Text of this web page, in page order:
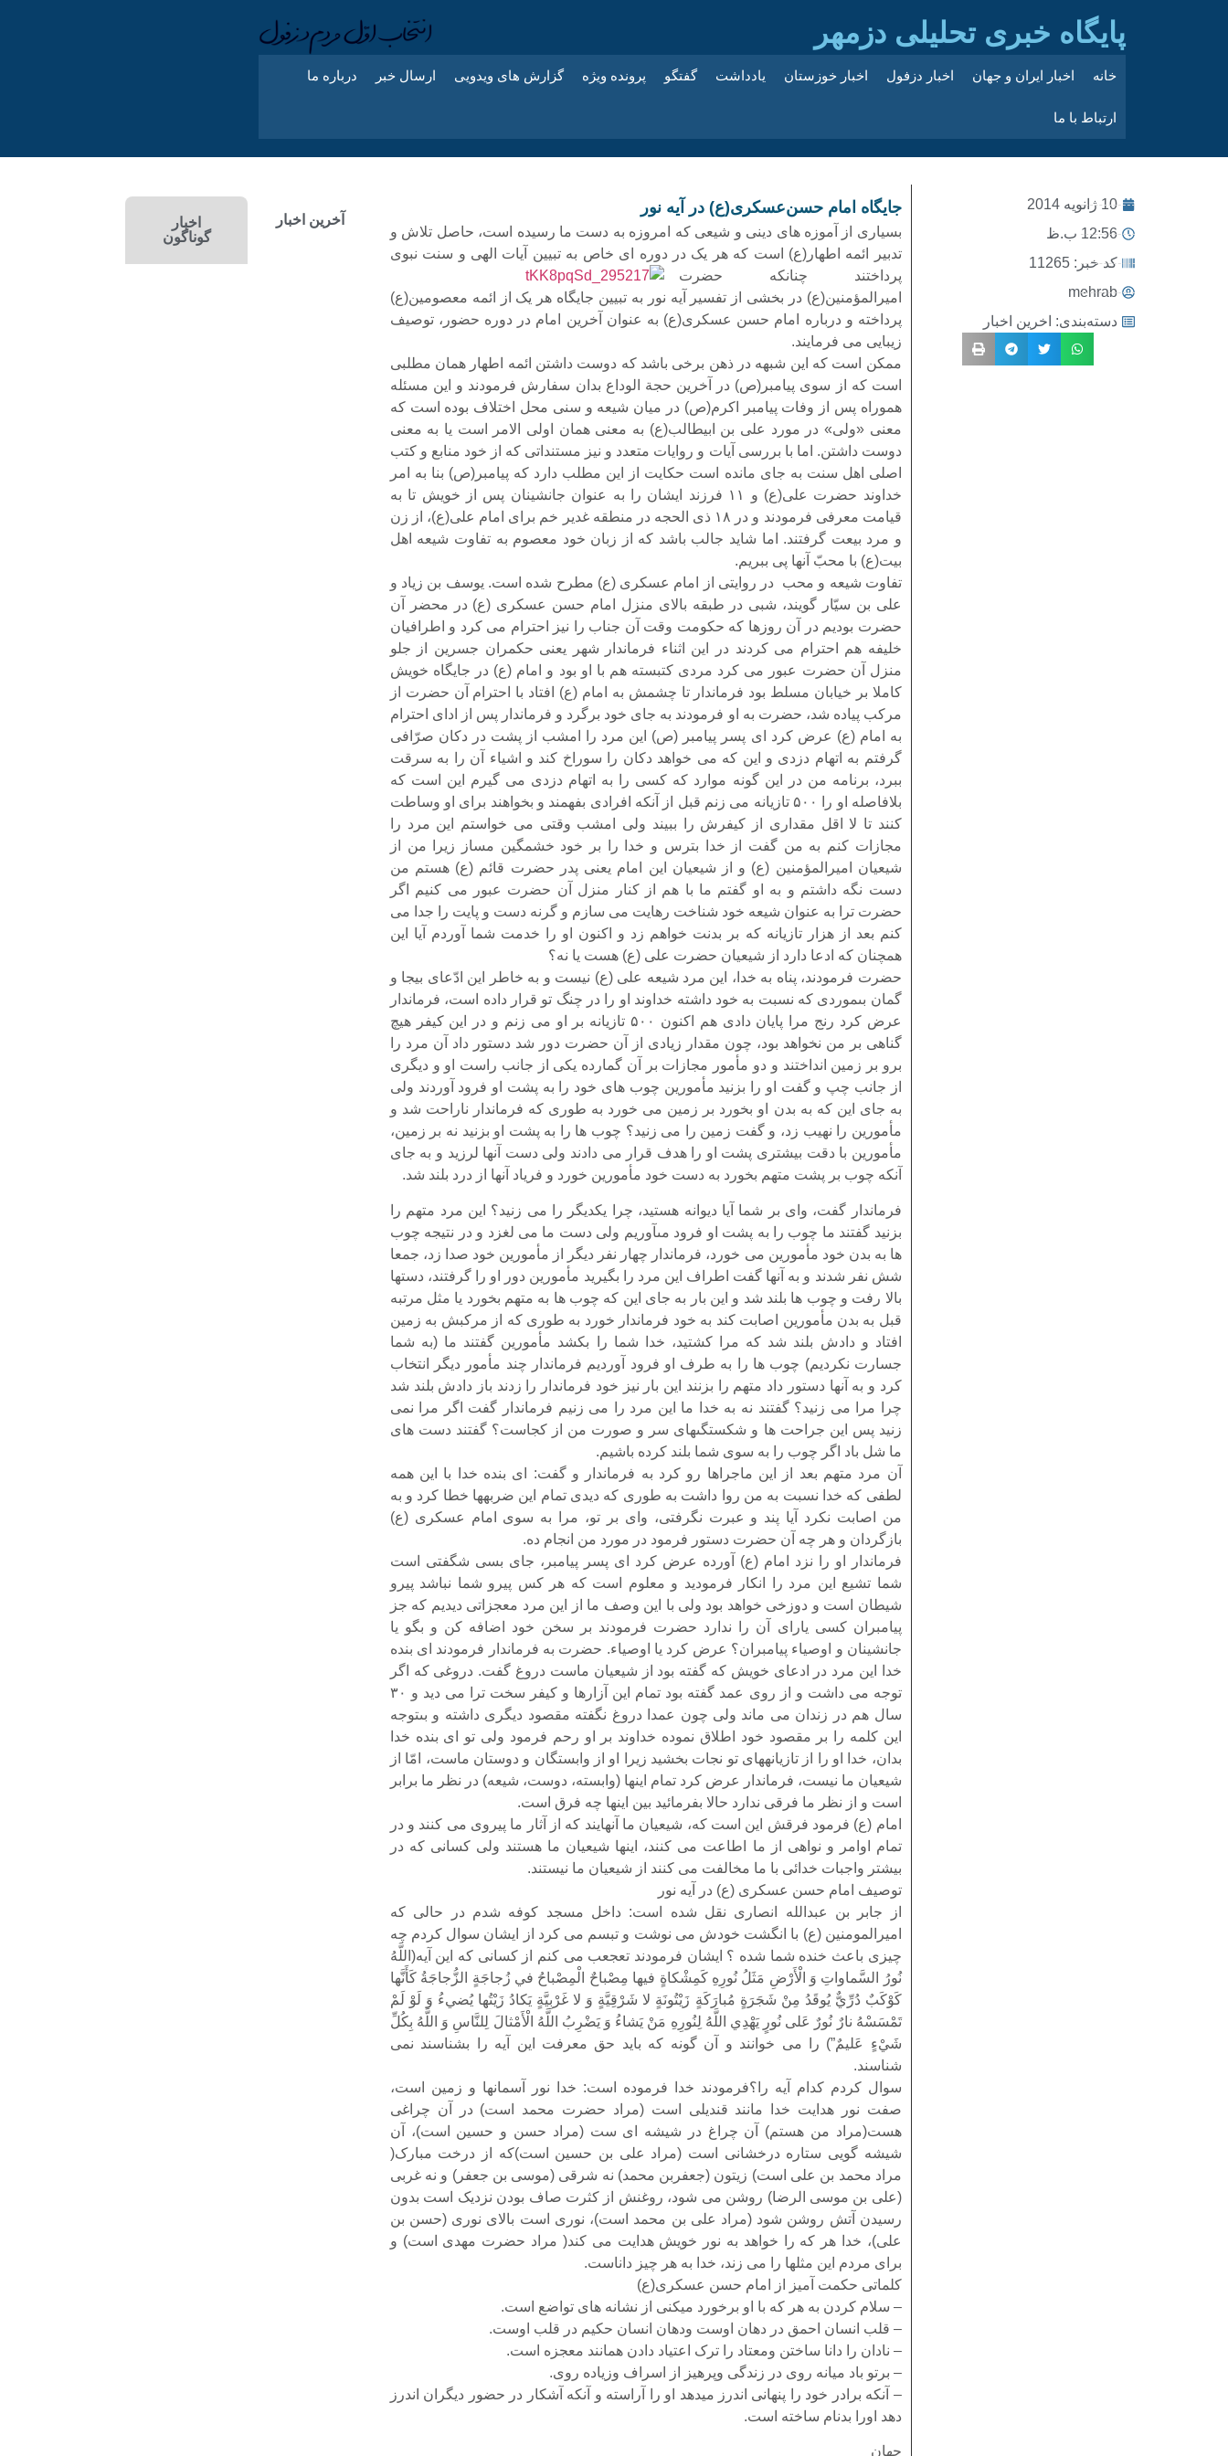
پایگاه خبری تحلیلی دزمهر
خانه اخبار ایران و جهان اخبار دزفول اخبار خوزستان یادداشت گفتگو پرونده ویژه گزارش های ویدویی ارسال خبر درباره ما
ارتباط با ما
10 ژانویه 2014
12:56 ب.ظ
کد خبر: 11265
mehrab
دسته‌بندی: اخرین اخبار
جایگاه امام حسن‌عسکری(ع) در آیه نور
بسیاری از آموزه های دینی و شیعی که امروزه به دست ما رسیده است، حاصل تلاش و
تدبیر ائمه اطهار(ع) است که هر یک در دوره ای خاص به تبیین آیات الهی و سنت نبوی
پرداختند چنانکه حضرت
امیرالمؤمنین(ع) در بخشی از تفسیر آیه نور به تبیین جایگاه هر یک از ائمه معصومین(ع)
پرداخته و درباره امام حسن عسکری(ع) به عنوان آخرین امام در دوره حضور، توصیف
زیبایی می فرمایند.
ممکن است که این شبهه در ذهن برخی باشد که دوست داشتن ائمه اطهار همان مطلبی
است که از سوی پیامبر(ص) در آخرین حجة الوداع بدان سفارش فرمودند و این مسئله
هموراه پس از وفات پیامبر اکرم(ص) در میان شیعه و سنی محل اختلاف بوده است که
معنی «ولی» در مورد علی بن ابیطالب(ع) به معنی همان اولی الامر است یا به معنی
دوست داشتن. اما با بررسی آیات و روایات متعدد و نیز مستنداتی که از خود منابع و کتب
اصلی اهل سنت به جای مانده است حکایت از این مطلب دارد که پیامبر(ص) بنا به امر
خداوند حضرت علی(ع) و ۱۱ فرزند ایشان را به عنوان جانشینان پس از خویش تا به
قیامت معرفی فرمودند و در ۱۸ ذی الحجه در منطقه غدیر خم برای امام علی(ع)، از زن
و مرد بیعت گرفتند. اما شاید جالب باشد که از زبان خود معصوم به تفاوت شیعه اهل
بیت(ع) با محبّ آنها پی ببریم.
تفاوت‏ شیعه و محب ‏ در روایتى‏ از امام‏ عسکرى‏ (ع) مطرح‏ شده‏ است‏. یوسف بن زیاد و
على بن سیّار گویند، شبى در طبقه بالاى منزل امام حسن عسکرى (ع) در محضر آن
حضرت بودیم در آن روزها که حکومت وقت آن جناب را نیز احترام می کرد و اطرافیان
خلیفه هم احترام می کردند در این اثناء فرماندار شهر یعنى حکمران جسرین از جلو
منزل آن حضرت عبور می کرد مردى کت‏بسته هم با او بود و امام (ع) در جایگاه خویش
کاملا بر خیابان مسلط بود فرماندار تا چشمش به امام (ع) افتاد با احترام آن حضرت از
مرکب پیاده شد، حضرت به او فرمودند به جاى خود برگرد و فرماندار پس از اداى احترام
به امام (ع) عرض کرد اى پسر پیامبر (ص) این مرد را امشب از پشت در دکان صرّافى
گرفتم به اتهام دزدى و این که‏ می خواهد دکان را سوراخ کند و اشیاء آن را به سرقت
ببرد، برنامه من در این گونه موارد که کسى را به اتهام دزدى می گیرم این است که
بلافاصله او را ۵۰۰ تازیانه می زنم قبل از آنکه افرادى بفهمند و بخواهند براى او وساطت
کنند تا لا اقل مقدارى از کیفرش را ببیند ولى امشب وقتى می خواستم این مرد را
مجازات کنم به من گفت از خدا بترس و خدا را بر خود خشمگین مساز زیرا من از
شیعیان امیرالمؤمنین (ع) و از شیعیان این امام یعنى پدر حضرت قائم (ع) هستم من
دست نگه داشتم و به او گفتم ما با هم از کنار منزل آن حضرت عبور می کنیم اگر
حضرت ترا به عنوان شیعه خود شناخت رهایت می سازم و گرنه دست و پایت را جدا می
کنم بعد از هزار تازیانه که بر بدنت خواهم زد و اکنون او را خدمت شما آوردم آیا این
همچنان که ادعا دارد از شیعیان حضرت على (ع) هست یا نه؟
حضرت فرمودند، پناه به خدا، این مرد شیعه على (ع) نیست و به خاطر این ادّعاى بیجا و
گمان بى‏موردى که نسبت به خود داشته خداوند او را در چنگ تو قرار داده است، فرماندار
عرض کرد رنج مرا پایان دادى هم اکنون ۵۰۰ تازیانه بر او می زنم و در این کیفر هیچ
گناهى بر من نخواهد بود، چون مقدار زیادى از آن حضرت دور شد دستور داد آن مرد را
برو بر زمین انداختند و دو مأمور مجازات بر آن گمارده یکى از جانب راست او و دیگرى
از جانب چپ و گفت او را بزنید مأمورین چوب هاى خود را به پشت او فرود آوردند ولى
به جاى این که به بدن او بخورد بر زمین می خورد به طورى که فرماندار ناراحت شد و
مأمورین را نهیب زد، و گفت زمین را می زنید؟ چوب ها را به پشت او بزنید نه بر زمین،
مأمورین با دقت بیشترى پشت او را هدف قرار می دادند ولى دست آنها لرزید و به جاى
آنکه چوب بر پشت متهم بخورد به دست خود مأمورین خورد و فریاد آنها از درد بلند شد.
فرماندار گفت، واى بر شما آیا دیوانه هستید، چرا یکدیگر را می زنید؟ این مرد متهم را
بزنید گفتند ما چوب را به پشت او فرود مى‏آوریم ولى دست ما مى لغزد و در نتیجه چوب
ها به بدن خود مأمورین می خورد، فرماندار چهار نفر دیگر از مأمورین خود صدا زد، جمعا
شش نفر شدند و به آنها گفت اطراف این مرد را بگیرید مأمورین دور او را گرفتند، دستها
بالا رفت و چوب ها بلند شد و این بار به جاى این که چوب ها به متهم بخورد یا مثل مرتبه
قبل به بدن مأمورین اصابت کند به خود فرماندار خورد به طورى که از مرکبش به زمین
افتاد و دادش بلند شد که مرا کشتید، خدا شما را بکشد مأمورین گفتند ما (به شما
جسارت نکردیم) چوب ها را به طرف او فرود آوردیم فرماندار چند مأمور دیگر انتخاب
کرد و به آنها دستور داد متهم را بزنند این بار نیز خود فرماندار را زدند باز دادش بلند شد
چرا مرا می زنید؟ گفتند نه به خدا ما این مرد را می زنیم فرماندار گفت اگر مرا نمی
زنید پس این جراحت ها و شکستگى‏هاى سر و صورت من از کجاست؟ گفتند دست هاى
ما شل باد اگر چوب را به سوى شما بلند کرده باشیم.
آن مرد متهم بعد از این ماجراها رو کرد به فرماندار و گفت: اى بنده خدا با این همه
لطفى که خدا نسبت به من روا داشت به طورى که دیدى تمام این ضربه‏ها خطا کرد و به
من اصابت نکرد آیا پند و عبرت نگرفتى، واى بر تو، مرا به سوى امام عسکرى (ع)
بازگردان و هر چه آن حضرت دستور فرمود در مورد من انجام ده.
فرماندار او را نزد امام (ع) آورده عرض کرد اى پسر پیامبر، جاى بسى شگفتى است
شما تشیع این مرد را انکار فرمودید و معلوم است که هر کس پیرو شما نباشد پیرو
شیطان است و دوزخى خواهد بود ولى با این وصف ما از این مرد معجزاتى دیدیم که جز
پیامبران کسى یاراى آن را ندارد حضرت فرمودند بر سخن خود اضافه کن و بگو یا
جانشینان و اوصیاء پیامبران؟ عرض کرد یا اوصیاء. حضرت به فرماندار فرمودند اى بنده
خدا این مرد در ادعاى خویش که گفته بود از شیعیان ماست دروغ گفت. دروغى که اگر
توجه می داشت و از روى عمد گفته بود تمام این آزارها و کیفر سخت ترا می دید و ۳۰
سال هم در زندان می ماند ولى چون عمدا دروغ نگفته مقصود دیگرى داشته و بى‏توجه
این کلمه را بر مقصود خود اطلاق نموده خداوند بر او رحم فرمود ولى تو اى بنده خدا
بدان، خدا او را از تازیانه‏هاى تو نجات بخشید زیرا او از وابستگان و دوستان ماست، امّا از
شیعیان ما نیست، فرماندار عرض کرد تمام اینها (وابسته، دوست، شیعه) در نظر ما برابر
است و از نظر ما فرقى ندارد حالا بفرمائید بین اینها چه فرق است.
امام (ع) فرمود فرقش این است که، شیعیان ما آنهایند که از آثار ما پیروى می کنند و در
تمام اوامر و نواهى از ما اطاعت می کنند، اینها شیعیان ما هستند ولى کسانى که در
بیشتر واجبات خدائى با ما مخالفت می کنند از شیعیان ما نیستند.
توصیف امام حسن عسکری (ع) در آیه نور
از جابر بن عبدالله انصاری نقل شده است: داخل مسجد کوفه شدم در حالی که
امیرالمومنین (ع) با انگشت خودش می نوشت و تبسم می کرد از ایشان سوال کردم چه
چیزی باعث خنده شما شده ؟ ایشان فرمودند تعجعب می کنم از کسانی که این آیه(اللَّهُ
نُورُ السَّماواتِ وَ الْأَرْضِ مَثَلُ نُورِهِ كَمِشْكاةٍ فيها مِصْباحٌ الْمِصْباحُ في‏ زُجاجَةٍ الزُّجاجَةُ كَأَنَّها
كَوْكَبٌ دُرِّيٌّ يُوقَدُ مِنْ شَجَرَةٍ مُبارَكَةٍ زَيْتُونَةٍ لا شَرْقِيَّةٍ وَ لا غَرْبِيَّةٍ يَكادُ زَيْتُها يُضي‏ءُ وَ لَوْ لَمْ
تَمْسَسْهُ نارٌ نُورٌ عَلى‏ نُورٍ يَهْدِي اللَّهُ لِنُورِهِ مَنْ يَشاءُ وَ يَضْرِبُ اللَّهُ الْأَمْثالَ لِلنَّاسِ وَ اللَّهُ بِكُلِّ
شَيْ‏ءٍ عَليمٌ”) را می خوانند و آن گونه که باید حق معرفت این آیه را بشناسند نمی
شناسند.
سوال کردم کدام آیه را؟فرمودند خدا فرموده است: خدا نور آسمانها و زمین است،
صفت نور هدایت خدا مانند قندیلى است (مراد حضرت محمد است) در آن چراغى
هست(مراد من هستم) آن چراغ در شیشه‏ ای ست (مراد حسن و حسین است)، آن
شیشه گویى ستاره درخشانى است (مراد علی بن حسین است)که از درخت مبارک(
مراد محمد بن علی است) زیتون (جعفربن محمد) نه شرقى (موسی بن جعفر) و نه غربى
(علی بن موسی الرضا) روشن مى‏ شود، روغنش از کثرت صاف بودن نزدیک است بدون
رسیدن آتش روشن شود (مراد علی بن محمد است)، نورى است بالاى نورى (حسن بن
علی)، خدا هر که را خواهد به نور خویش هدایت مى‏ کند( مراد حضرت مهدی است) و
براى مردم این مثلها را مى ‏زند، خدا به هر چیز داناست.
کلماتی حکمت آمیز از امام حسن عسکری(ع)
– سلام کردن به هر که با او برخورد می‏کنی از نشانه های تواضع است.
– قلب انسان احمق در دهان اوست ودهان انسان حکیم در قلب اوست.
– نادان را دانا ساختن ومعتاد را ترک اعتیاد دادن همانند معجزه است.
– برتو باد میانه روی در زندگی وپرهیز از اسراف وزیاده روی.
– آنکه برادر خود را پنهانی اندرز می‏دهد او را آراسته و آنکه آشکار در حضور دیگران اندرز
دهد اورا بدنام ساخته است.
جهان
آخرین اخبار
اخبار
گوناگون